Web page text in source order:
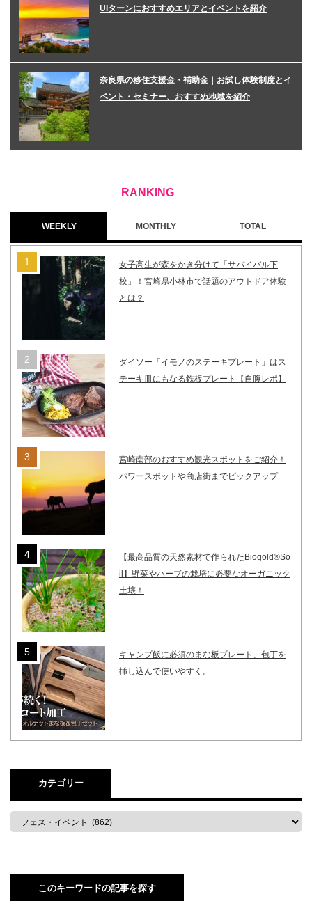
UIターンにおすすめエリアとイベントを紹介
奈良県の移住支援金・補助金｜お試し体験制度とイ
ベント・セミナー、おすすめ地域を紹介
WEEKLY MONTHLY TOTAL
女子高生が森をかき分けて「サバイバル下
校」！宮崎県小林市で話題のアウトドア体験
とは？
ダイソー「イモノのステーキプレート」はス
テーキ皿にもなる鉄板プレート【自腹レポ】
宮崎南部のおすすめ観光スポットをご紹介！
パワースポットや商店街までピックアップ
【最高品質の天然素材で作られたBiogold®So
il】野菜やハーブの栽培に必要なオーガニック
土壌！
キャンプ飯に必須のまな板プレート、包丁を
挿し込んで使いやすく。
カテゴリー
このキーワードの記事を探す